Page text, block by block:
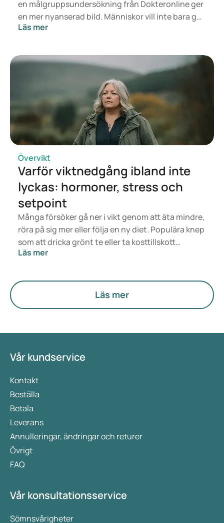
en målgruppsundersökning från Dokteronline ger
en mer nyanserad bild. Människor vill inte bara gå
ner i vikt, utan också känna sig friskare, piggare
är säker, lämplig och prisvärd.
Läs mer
Övervikt
Varför viktnedgång ibland inte
lyckas: hormoner, stress och
setpoint
Många försöker gå ner i vikt genom att äta mindre,
röra på sig mer eller följa en ny diet. Populära knep
som att dricka grönt te eller ta kosttillskott
används också ofta i hopp om att snabbare gå ner
kommer vikten tillbaka.
Läs mer
Läs mer
Vår kundservice
Kontakt
Beställa
Betala
Leverans
Annulleringar, ändringar och returer
Övrigt
FAQ
Vår konsultationsservice
Sömnsvårigheter